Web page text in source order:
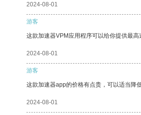
2024-08-01
游客
这款加速器VPM应用程序可以给你提供最
2024-08-01
游客
这款加速器app的价格有点贵，可以适当降
2024-08-01